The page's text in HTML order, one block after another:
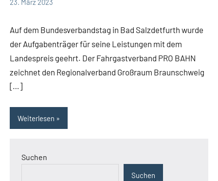
23. März 2023
Diehl
Kommentare
Auf dem Bundesverbandstag in Bad Salzdetfurth wurde
der Aufgabenträger für seine Leistungen mit dem
Landespreis geehrt. Der Fahrgastverband PRO BAHN
zeichnet den Regionalverband Großraum Braunschweig
[…]
Weiterlesen
Suchen
Suchen